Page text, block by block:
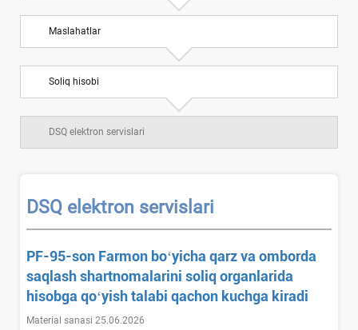
Maslahatlar
Soliq hisobi
DSQ elektron servislari
DSQ elektron servislari
PF-95-son Farmon boʻyicha qarz va omborda
saqlash shartnomalarini soliq organlarida
hisobga qoʻyish talabi qachon kuchga kiradi
Material sanasi 25.06.2026